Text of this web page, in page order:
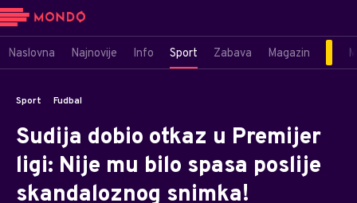
Naslovna Najnovije Info Sport Zabava Magazin
Sport Fudbal
Sudija dobio otkaz u Premijer
ligi: Nije mu bilo spasa poslije
skandaloznog snimka!